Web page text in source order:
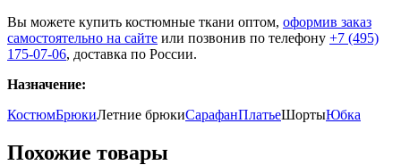
Вы можете купить костюмные ткани оптом, оформив заказ
самостоятельно на сайте или позвонив по телефону +7 (495)
175-07-06, доставка по России.
Назначение:
КостюмБрюкиЛетние брюкиСарафанПлатьеШортыЮбка
Похожие товары